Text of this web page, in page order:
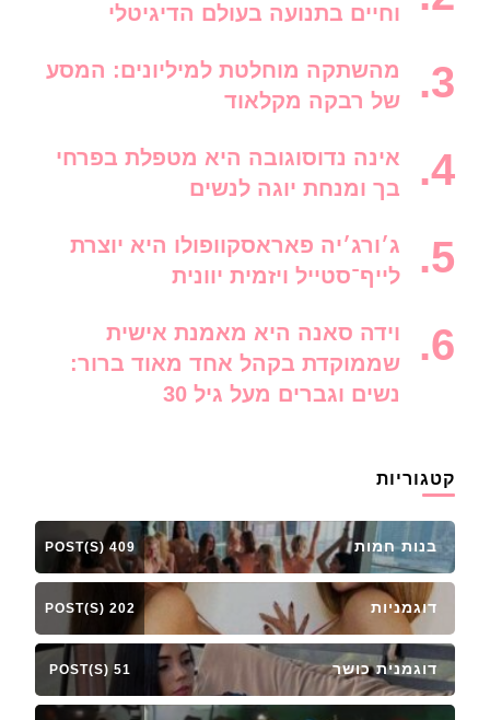
וחיים בתנועה בעולם הדיגיטלי
מהשתקה מוחלטת למיליונים: המסע
של רבקה מקלאוד
אינה נדוסוגובה היא מטפלת בפרחי
בך ומנחת יוגה לנשים
ג׳ורג׳יה פאראסקוופולו היא יוצרת
לייף־סטייל ויזמית יוונית
וידה סאנה היא מאמנת אישית
שממוקדת בקהל אחד מאוד ברור:
נשים וגברים מעל גיל 30
קטגוריות
בנות חמות 409 POST(S)
דוגמניות 202 POST(S)
דוגמנית כושר 51 POST(S)